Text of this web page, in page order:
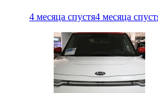
4 месяца спустя4 месяца